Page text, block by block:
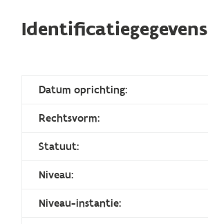
Identificatiegegevens
Datum oprichting:
Rechtsvorm:
Statuut:
Niveau:
Niveau-instantie: